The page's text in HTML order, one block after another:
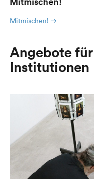
Mitmischen!
Angebote
Institutionen